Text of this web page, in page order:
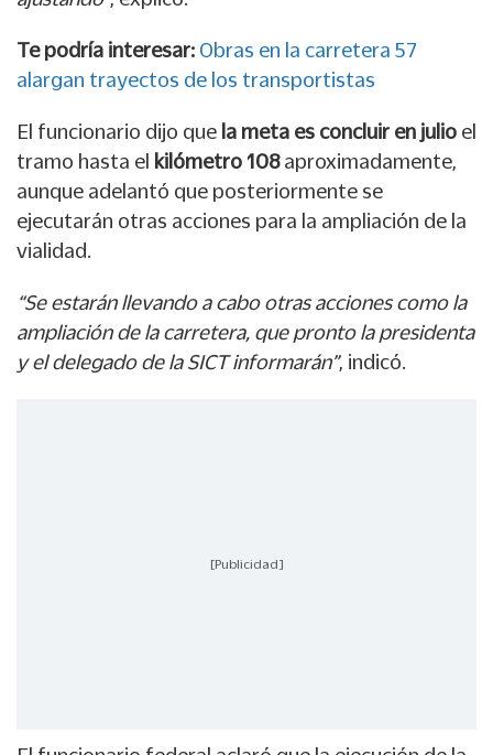
Te podría interesar: Obras en la carretera 57
alargan trayectos de los transportistas
El funcionario dijo que la meta es concluir en julio el
tramo hasta el kilómetro 108 aproximadamente,
aunque adelantó que posteriormente se
ejecutarán otras acciones para la ampliación de la
vialidad.
“Se estarán llevando a cabo otras acciones como la
ampliación de la carretera, que pronto la presidenta
y el delegado de la SICT informarán”, indicó.
[Publicidad]